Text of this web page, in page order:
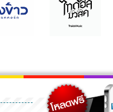
เฟซบุ๊ก ทวิ